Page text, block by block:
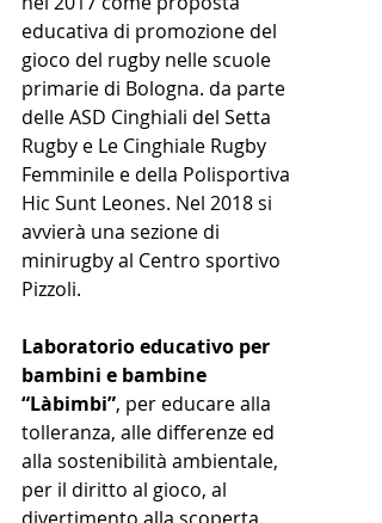
educativa di promozione del
gioco del rugby nelle scuole
primarie di Bologna. da parte
delle ASD Cinghiali del Setta
Rugby e Le Cinghiale Rugby
Femminile e della Polisportiva
Hic Sunt Leones. Nel 2018 si
avvierà una sezione di
minirugby al Centro sportivo
Pizzoli.
Laboratorio educativo per
bambini e bambine
“Làbimbi”, per educare alla
tolleranza, alle differenze ed
alla sostenibilità ambientale,
per il diritto al gioco, al